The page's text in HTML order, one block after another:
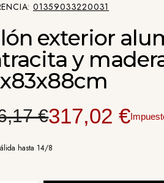
01359033220031
exterior
y
€317,02 €
hasta 14/8